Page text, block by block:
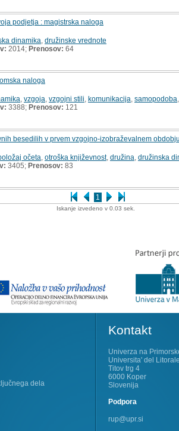
1
podjetja : magistrska naloga
dinamika družinske vrednote
2014; Prenosov: 64
naloga
vzgoja vzgojni stili komunikacija samopodoba
3388; Prenosov: 121
besedilih v prvem vzgojno-izobraževalnem
očeta otroška književnost, družina družinska
3405; Prenosov: 83
Iskanje izvedeno v 0.03 sek.
dela
Kontakt
Univerza na
Universita' del Litorale
Titov trg 4
6000 Koper
Slovenija
Podpora
rup@upr.si